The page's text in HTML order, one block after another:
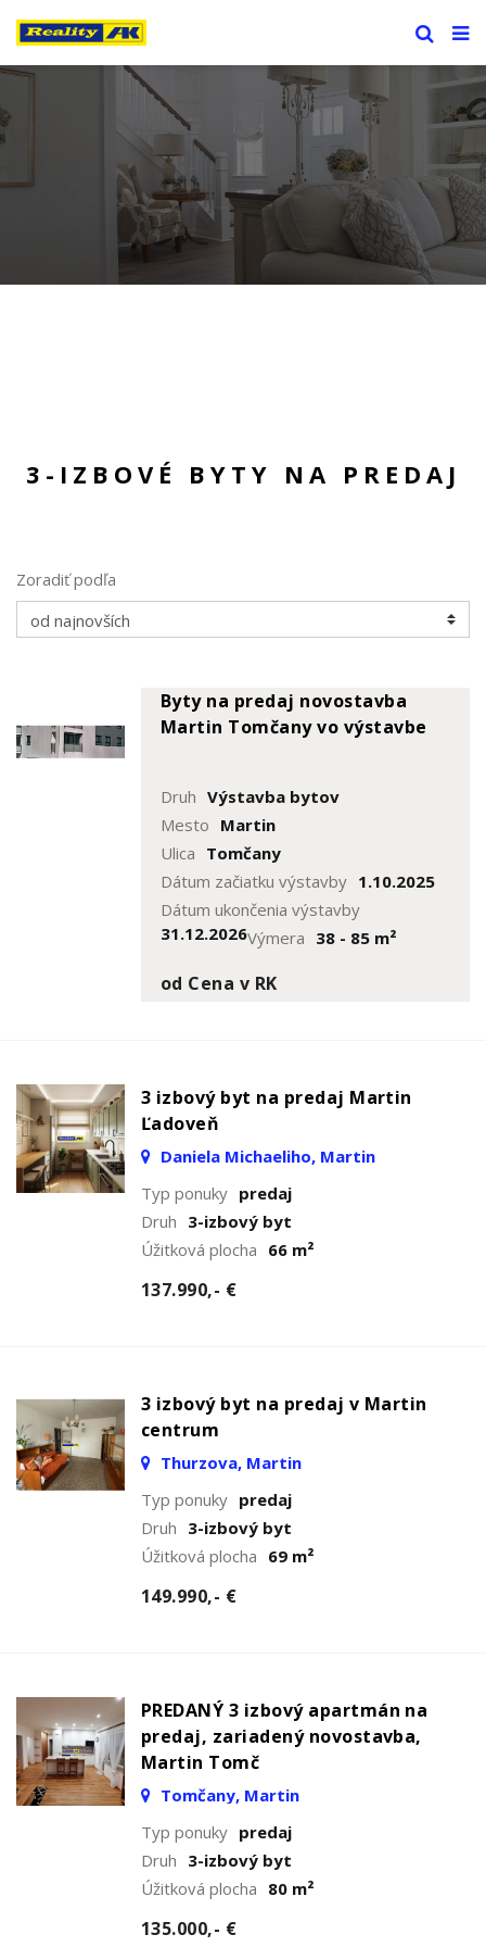
3-IZBOVÉ BYTY NA PREDAJ
Zoradiť podľa
Byty na predaj novostavba
Martin Tomčany vo výstavbe
Druh Výstavba bytov
Mesto Martin
Ulica Tomčany
Dátum začiatku výstavby 1.10.2025
Dátum ukončenia výstavby
31.12.2026Výmera 38 - 85 m²
od Cena v RK
3 izbový byt na predaj Martin
Ľadoveň
Daniela Michaeliho, Martin
Typ ponuky predaj
Druh 3-izbový byt
Úžitková plocha 66 m²
137.990,- €
3 izbový byt na predaj v Martin
centrum
Thurzova, Martin
Typ ponuky predaj
Druh 3-izbový byt
Úžitková plocha 69 m²
149.990,- €
PREDANÝ 3 izbový apartmán na
predaj, zariadený novostavba,
Martin Tomč
Tomčany, Martin
Typ ponuky predaj
Druh 3-izbový byt
Úžitková plocha 80 m²
135.000,- €